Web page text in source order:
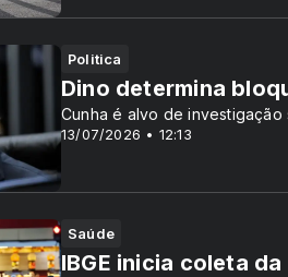
Politica
13/07/2026 • 12:13
Dino determina
Cunha é alvo de
Saúde
IBGE inicia coleta